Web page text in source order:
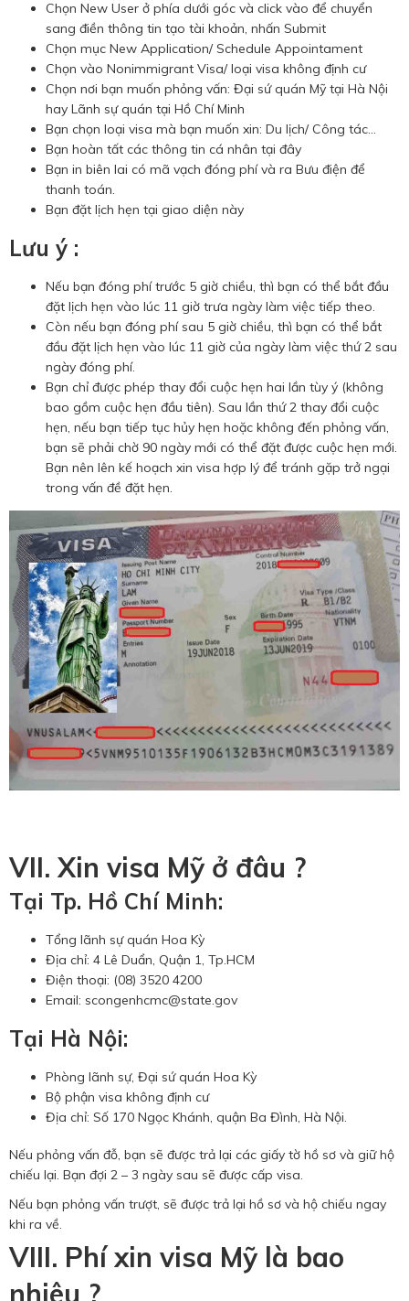
Chọn New User ở phía dưới góc và click vào để chuyển
sang điền thông tin tạo tài khoản, nhấn Submit
Chọn mục New Application/ Schedule Appointament
Chọn vào Nonimmigrant Visa/ loại visa không định cư
Chọn nơi bạn muốn phỏng vấn: Đại sứ quán Mỹ tại Hà Nội
hay Lãnh sự quán tại Hồ Chí Minh
Bạn chọn loại visa mà bạn muốn xin: Du lịch/ Công tác…
Bạn hoàn tất các thông tin cá nhân tại đây
Bạn in biên lai có mã vạch đóng phí và ra Bưu điện để
thanh toán.
Bạn đặt lịch hẹn tại giao diện này
Lưu ý :
Nếu bạn đóng phí trước 5 giờ chiều, thì bạn có thể bắt đầu
đặt lịch hẹn vào lúc 11 giờ trưa ngày làm việc tiếp theo.
Còn nếu bạn đóng phí sau 5 giờ chiều, thì bạn có thể bắt
đầu đặt lịch hẹn vào lúc 11 giờ của ngày làm việc thứ 2 sau
ngày đóng phí.
Bạn chỉ được phép thay đổi cuộc hẹn hai lần tùy ý (không
bao gồm cuộc hẹn đầu tiên). Sau lần thứ 2 thay đổi cuộc
hẹn, nếu bạn tiếp tục hủy hẹn hoặc không đến phỏng vấn,
bạn sẽ phải chờ 90 ngày mới có thể đặt được cuộc hẹn mới.
Bạn nên lên kế hoạch xin visa hợp lý để tránh gặp trở ngại
trong vấn đề đặt hẹn.
VII. Xin visa Mỹ ở đâu ?
Tại Tp. Hồ Chí Minh:
Tổng lãnh sự quán Hoa Kỳ
Địa chỉ: 4 Lê Duẩn, Quận 1, Tp.HCM
Điện thoại: (08) 3520 4200
Email: scongenhcmc@state.gov
Tại Hà Nội:
Phòng lãnh sự, Đại sứ quán Hoa Kỳ
Bộ phận visa không định cư
Địa chỉ: Số 170 Ngọc Khánh, quận Ba Đình, Hà Nội.
Nếu phỏng vấn đỗ, bạn sẽ được trả lại các giấy tờ hồ sơ và giữ hộ
chiếu lại. Bạn đợi 2 – 3 ngày sau sẽ được cấp visa.
Nếu bạn phỏng vấn trượt, sẽ được trả lại hồ sơ và hộ chiếu ngay
khi ra về.
VIII. Phí xin visa Mỹ là bao
nhiêu ?